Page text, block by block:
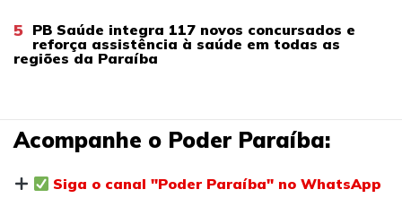
5 PB Saúde integra 117 novos concursados e
reforça assistência à saúde em todas as
regiões da Paraíba
Acompanhe o Poder Paraíba:
Siga o canal "Poder Paraíba" no WhatsApp